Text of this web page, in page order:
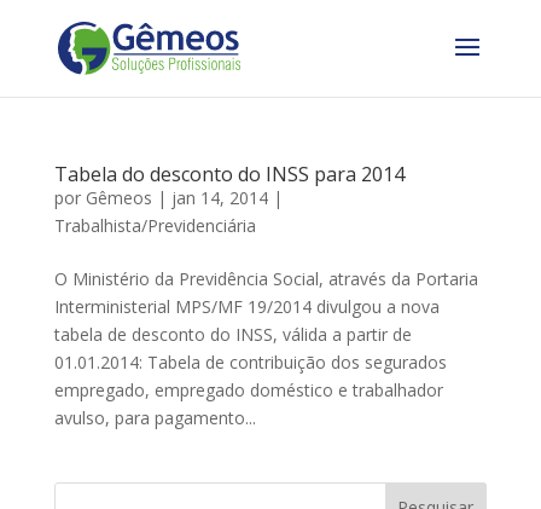
Tabela do desconto do INSS para 2014
por Gêmeos | jan 14, 2014|
Trabalhista/Previdenciária
O Ministério da Previdência Social, através da Portaria
Interministerial MPS/MF 19/2014 divulgou a nova
tabela de desconto do INSS, válida a partir de
01.01.2014: Tabela de contribuição dos segurados
empregado, empregado doméstico e trabalhador
avulso, para pagamento...